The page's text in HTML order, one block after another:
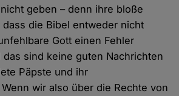
geben – denn ihre bloße
die Bibel entweder nicht
Gott einen Fehler
das sind keine guten Nachrichten
Päpste und ihr
wir also über die Rechte von